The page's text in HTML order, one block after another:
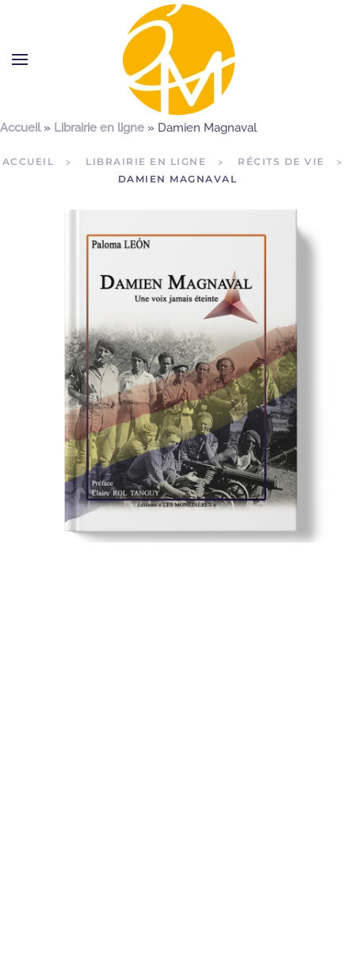
Accueil» Librairie en ligne » Damien Magnaval
ACCUEIL LIBRAIRIE EN LIGNE
RÉCITS DE VIE
DAMIEN MAGNAVAL